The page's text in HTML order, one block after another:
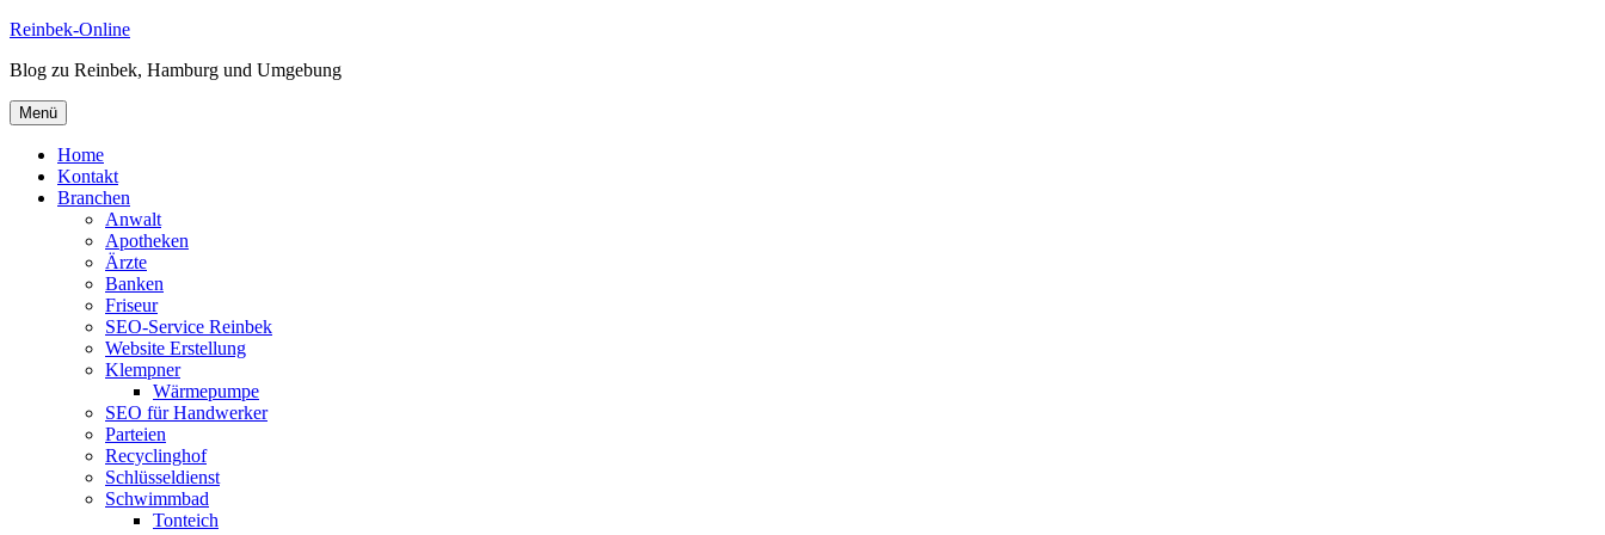
Zum
springen
Reinbek-Online
Blog zu Reinbek, Hamburg und Umgebung
Menü
Home
Kontakt
Branchen
Anwalt
Apotheken
Ärzte
Banken
Friseur
SEO-Service Reinbek
Website Erstellung
Klempner
Wärmepumpe
SEO für Handwerker
Parteien
Recyclinghof
Schlüsseldienst
Schwimmbad
Tonteich